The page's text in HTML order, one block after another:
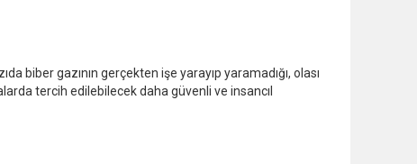
biber gazının gerçekten işe yarayıp yaramadığı, olası
tercih edilebilecek daha güvenli ve insancıl